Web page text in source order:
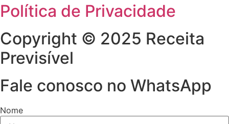
Política de Privacidade
Copyright © 2025 Receita
Previsível
Fale conosco no WhatsApp
Nome